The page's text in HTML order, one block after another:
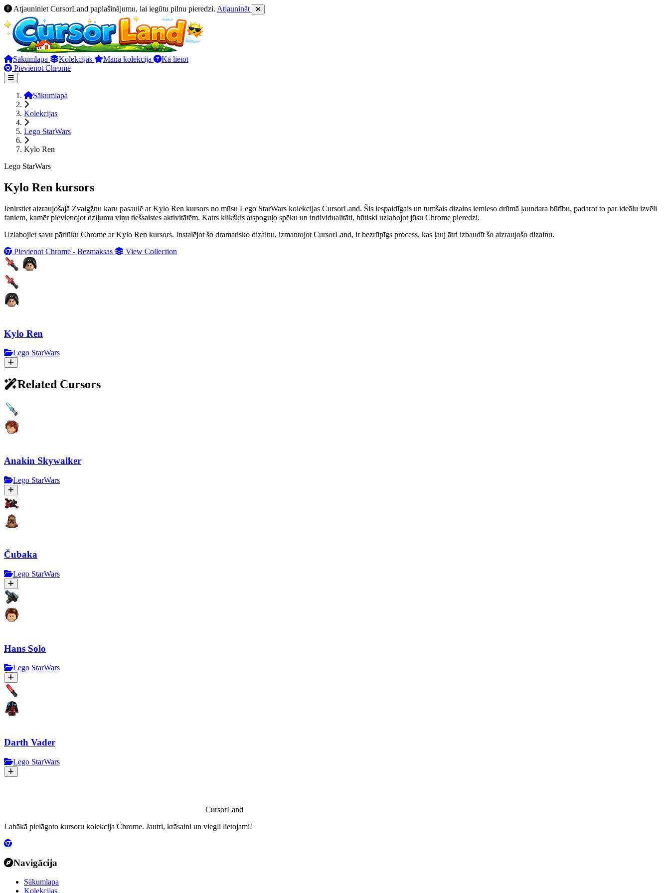
Atjauniniet CursorLand paplašinājumu, lai iegūtu pilnu pieredzi. Atjaunināt
Sākumlapa Kolekcijas Mana kolekcija
Kā lietot
Pievienot Chrome
Sākumlapa
Kolekcijas
Lego StarWars
Kylo Ren
Lego StarWars
Kylo Ren kursors
Ienirstiet aizraujošajā Zvaigžņu karu pasaulē ar Kylo Ren kursors no mūsu Lego StarWars kolekcijas CursorLand. Šis iespaidīgais un tumšais dizains iemieso drūmā ļaundara būtību, padarot to par ideālu izvēli
faniem, kamēr pievienojot dziļumu viņu tiešsaistes aktivitātēm. Katrs klikšķis atspoguļo spēku un individualitāti, būtiski uzlabojot jūsu Chrome pieredzi.
Uzlabojiet savu pārlūku Chrome ar Kylo Ren kursors. Instalējot šo dramatisko dizainu, izmantojot CursorLand, ir bezrūpīgs process, kas ļauj ātri izbaudīt šo aizraujošo dizainu.
Pievienot Chrome - Bezmaksas
View Collection
Kylo Ren
Lego StarWars
Related Cursors
Anakin Skywalker
Lego StarWars
Čubaka
Lego StarWars
Hans Solo
Lego StarWars
Darth Vader
Lego StarWars
CursorLand
Labākā pielāgoto kursoru kolekcija Chrome. Jautri, krāsaini un viegli lietojami!
Navigācija
Sākumlapa
Kolekcijas